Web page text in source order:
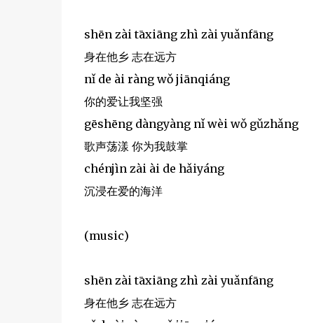
shēn zài tāxiāng zhì zài yuǎnfāng
身在他乡 志在远方
nǐ de ài ràng wǒ jiānqiáng
你的爱让我坚强
gēshēng dàngyàng nǐ wèi wǒ gǔzhǎng
歌声荡漾 你为我鼓掌
chénjìn zài ài de hǎiyáng
沉浸在爱的海洋
(music)
shēn zài tāxiāng zhì zài yuǎnfāng
身在他乡 志在远方